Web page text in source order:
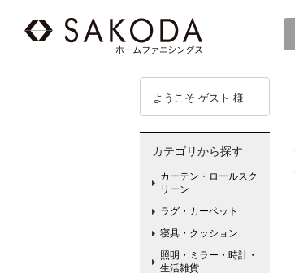
ようこそ ゲスト 様
カテゴリから探す
カーテン・ロールスク
リーン
ラグ・カーペット
寝具・クッション
照明・ミラー・時計・
生活雑貨